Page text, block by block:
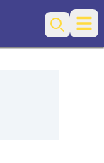
Search